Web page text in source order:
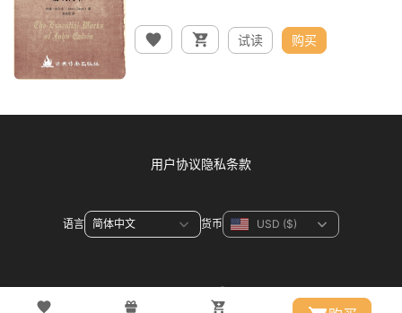
试读 购买
用户协议隐私条款
语言 货币